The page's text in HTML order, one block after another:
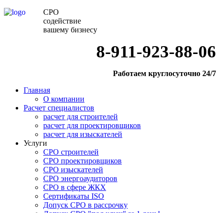
СРО
содействие
вашему бизнесу
8-911-923-88-06
Работаем круглосуточно 24/7
Главная
О компании
Расчет специалистов
расчет для строителей
расчет для проектировщиков
расчет для изыскателей
Услуги
СРО строителей
СРО проектировщиков
СРО изыскателей
СРО энергоаудиторов
СРО в сфере ЖКХ
Сертификаты ISO
Допуск СРО в рассрочку